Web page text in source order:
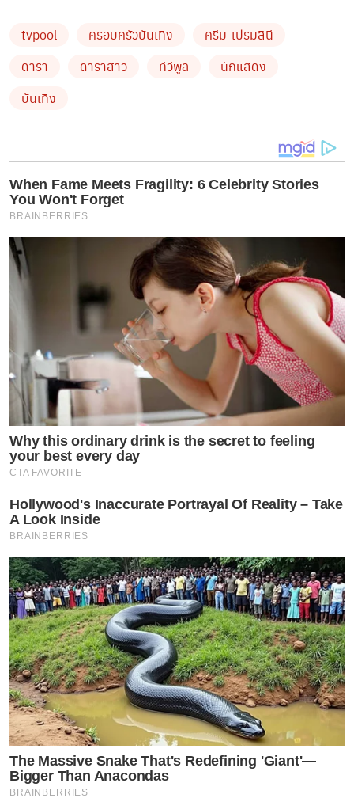
tvpool ครอบครัวบันเทิง
ครีม-เปรมสินี
ดารา
ดาราสาว ทีวีพูล
นักแสดง
บันเทิง
When Fame Meets Fragility: 6 Celebrity Stories
You Won't Forget
BRAINBERRIES
Why this ordinary drink is the secret to feeling
your best every day
CTA FAVORITE
Hollywood's Inaccurate Portrayal Of Reality – Take
A Look Inside
BRAINBERRIES
The Massive Snake That's Redefining 'Giant'—
Bigger Than Anacondas
BRAINBERRIES